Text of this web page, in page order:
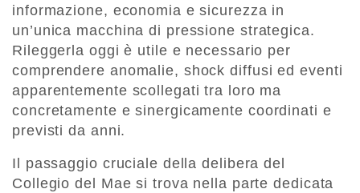
informazione, economia e sicurezza in
un’unica macchina di pressione strategica.
Rileggerla oggi è utile e necessario per
comprendere anomalie, shock diffusi ed eventi
apparentemente scollegati tra loro ma
concretamente e sinergicamente coordinati e
previsti da anni.
Il passaggio cruciale della delibera del
Collegio del Mae si trova nella parte dedicata